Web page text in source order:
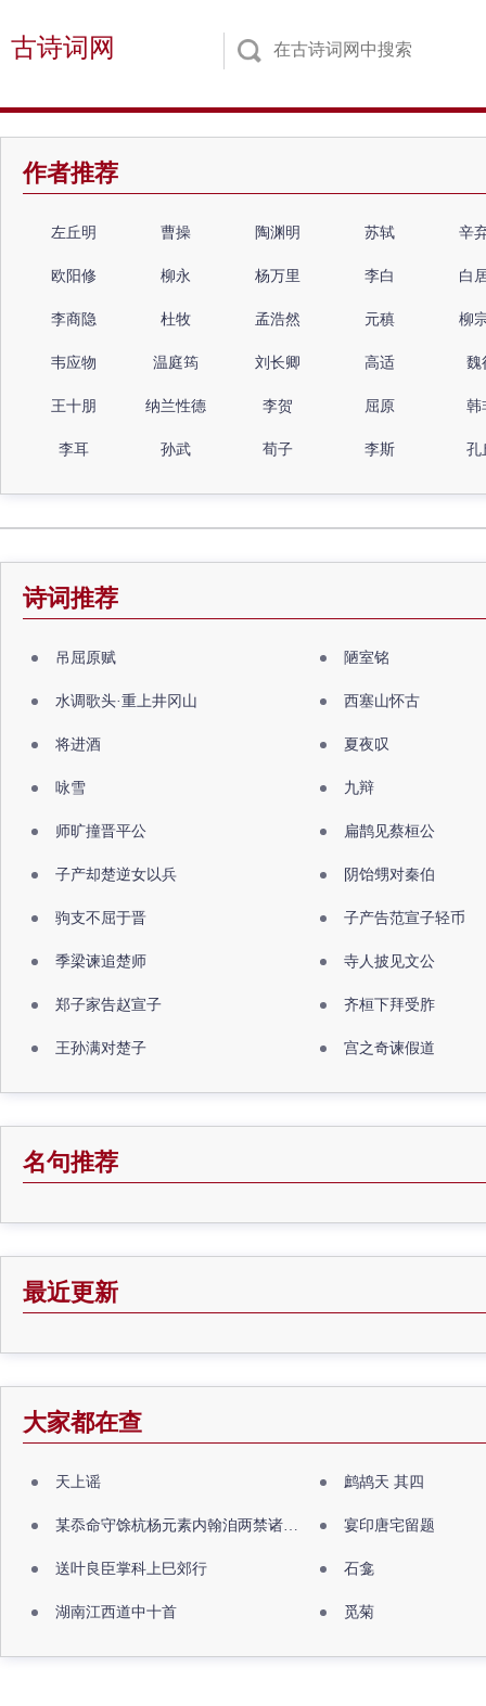
古诗词网
作者推荐
左丘明 曹操 陶渊明 苏轼 辛
欧阳修 柳永 杨万里 李白 白
李商隐 杜牧 孟浩然 元稹 柳
韦应物 温庭筠 刘长卿 高适 魏
王十朋 纳兰性德 李贺 屈原 韩
李耳 孙武 荀子 李斯 孔
诗词推荐
吊屈原赋 陋室铭
水调歌头·重上井冈山 西塞山怀古
将进酒 夏夜叹
咏雪 九辩
师旷撞晋平公 扁鹊见蔡桓公
子产却楚逆女以兵 阴饴甥对秦伯
驹支不屈于晋 子产告范宣子轻币
季梁谏追楚师 寺人披见文公
郑子家告赵宣子 齐桓下拜受胙
王孙满对楚子 宫之奇谏假道
名句推荐
最近更新
大家都在查
天上谣 鹧鸪天 其四
某忝命守馀杭杨元素内翰洎两禁诸公出祖佛寺 宴印唐宅留题
送叶良臣掌科上巳郊行 石龛
湖南江西道中十首 觅菊